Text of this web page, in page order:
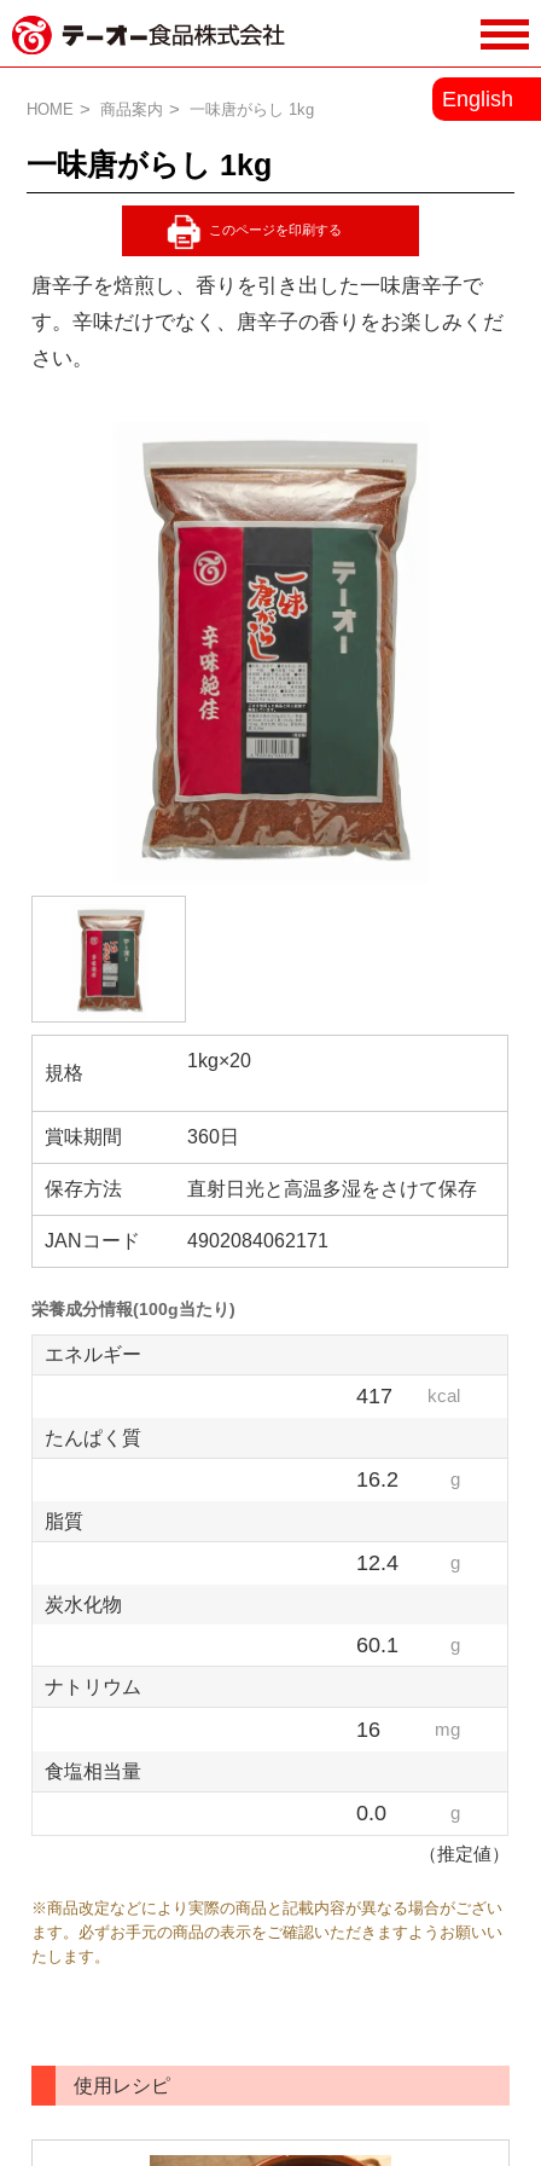
ー食品株式会社
English
HOME 商品案内 一味唐がらし 1kg
一味唐がらし 1kg
唐辛子を焙煎し、香りを引き出した一味唐辛子で
す。辛味だけでなく、唐辛子の香りをお楽しみくだ
さい。
規格
1kg×20
賞味期間 360日
保存方法 直射日光と高温多湿をさけて保存
JANコード 4902084062171
栄養成分情報(100g当たり)
エネルギー
417 kcal
たんぱく質
16.2 g
脂質
12.4 g
炭水化物
60.1 g
ナトリウム
16 mg
食塩相当量
0.0
g
（推定値）
※商品改定などにより実際の商品と記載内容が異なる場合がござい
ます。必ずお手元の商品の表示をご確認いただきますようお願いい
たします。
使用レシピ